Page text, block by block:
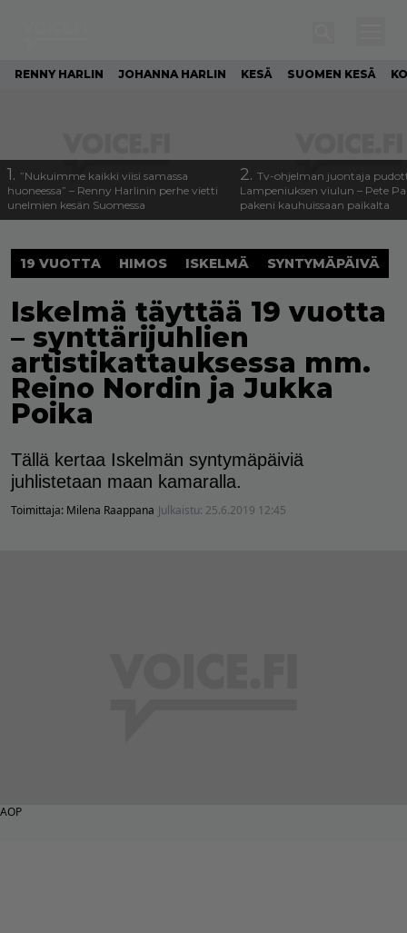
RENNY HARLIN JOHANNA HARLIN KESÄ SUOMEN KESÄ
1. ”Nukuimme kaikki viisi samassa
huoneessa” – Renny Harlinin perhe vietti
unelmien kesän Suomessa
2. Tv-ohjelman juontaja
Lampeniuksen viulun – Pete
pakeni kauhuissaan paikalta
19 VUOTTA HIMOS ISKELMÄ SYNTYMÄPÄIVÄ
Iskelmä täyttää 19 vuotta
– synttärijuhlien
artistikattauksessa mm.
Reino Nordin ja Jukka
Poika
Tällä kertaa Iskelmän syntymäpäiviä
juhlistetaan maan kamaralla.
Toimittaja: Milena Raappana Julkaistu: 25.6.2019 12:45
AOP